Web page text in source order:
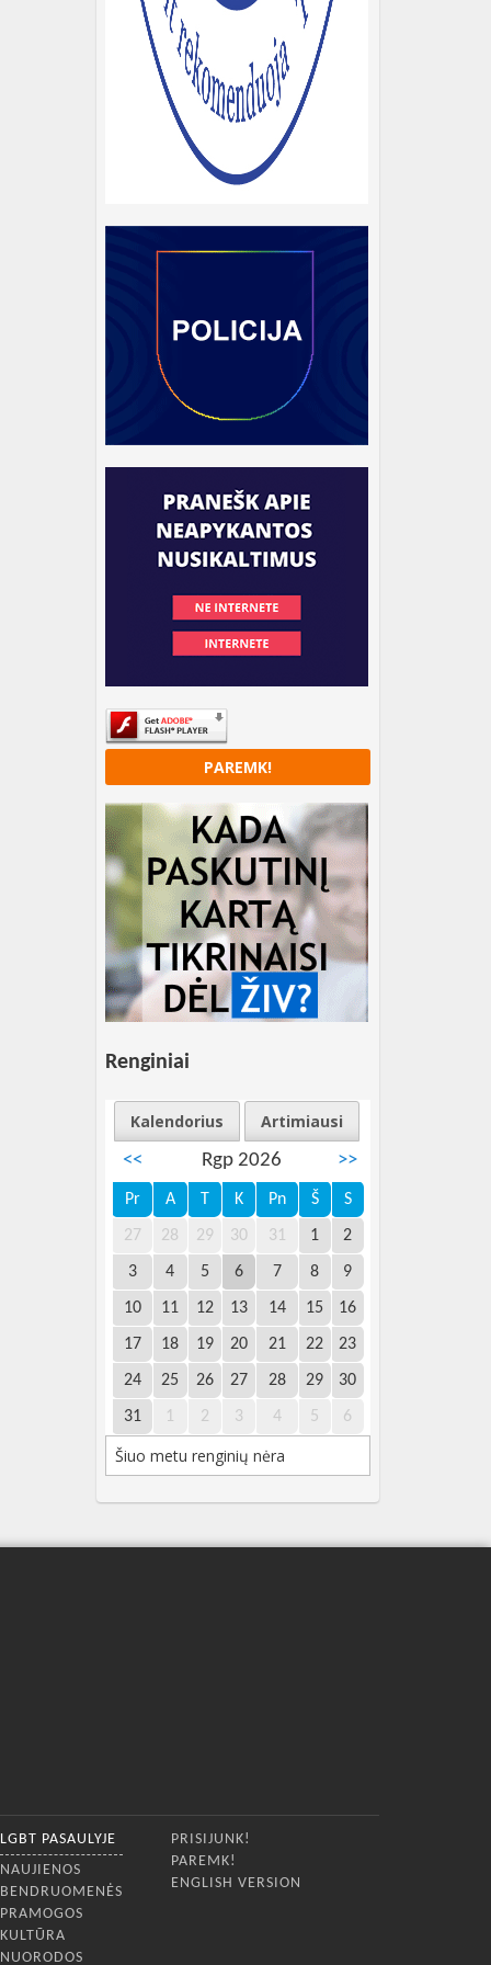
PAREMK!
Renginiai
Kalendorius
Artimiausi
<<
Rgp 2026 >>
Pr A T K Pn Š S
27 28 29 30 31 1 2
3 4 5 6 7 8 9
10 11 12 13 14 15 16
17 18 19 20 21 22 23
24 25 26 27 28 29 30
31 1 2 3 4 5 6
Šiuo metu renginių nėra
LGBT PASAULYJE
NAUJIENOS
BENDRUOMENĖS
PRAMOGOS
KULTŪRA
NUORODOS
PRISIJUNK!
PAREMK!
ENGLISH VERSION